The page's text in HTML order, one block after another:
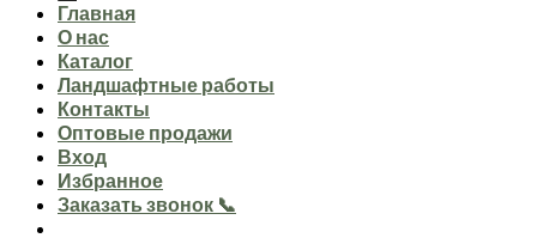
Главная
О нас
Каталог
Ландшафтные работы
Контакты
Оптовые продажи
Вход
Избранное
Заказать звонок 📞